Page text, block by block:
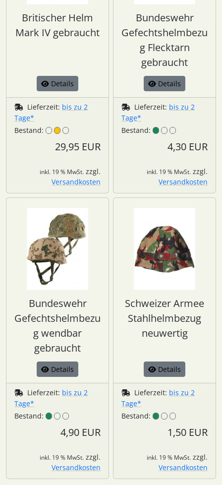
Britischer Helm
Mark IV gebraucht
Details
Lieferzeit: bis zu 2
Tage*
Bestand:
29,95 EUR
inkl. 19 % MwSt. zzgl.
Versandkosten
Bundeswehr
Gefechtshelmbezu
g Flecktarn
gebraucht
Details
Lieferzeit: bis zu 2
Tage*
Bestand:
4,30 EUR
inkl. 19 % MwSt. zzgl.
Versandkosten
Bundeswehr
Gefechtshelmbezu
g wendbar
gebraucht
Details
Lieferzeit: bis zu 2
Tage*
Bestand:
4,90 EUR
inkl. 19 % MwSt. zzgl.
Versandkosten
Schweizer Armee
Stahlhelmbezug
neuwertig
Details
Lieferzeit: bis zu 2
Tage*
Bestand:
1,50 EUR
inkl. 19 % MwSt. zzgl.
Versandkosten